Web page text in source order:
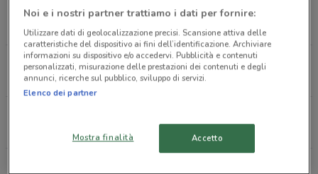
Via Iv Novembre, 92 Bollate
2 km
Via Ghisalba, 13/5 Ospiate Di Bollate
2.2 km
CHIUSO
2.3 km
APERTO
Noi e i nostri partner trattiamo i dati per fornire:
Utilizzare dati di geolocalizzazione precisi. Scansione attiva delle
caratteristiche del dispositivo ai fini dell’identificazione. Archiviare
informazioni su dispositivo e/o accedervi. Pubblicità e contenuti
personalizzati, misurazione delle prestazioni dei contenuti e degli
annunci, ricerche sul pubblico, sviluppo di servizi.
Elenco dei partner
Mostra finalità Accetto